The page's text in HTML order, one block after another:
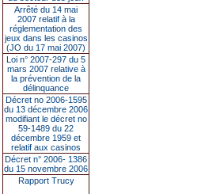
Arrêté du 14 mai
2007 relatif à la
réglementation des
jeux dans les casinos
(JO du 17 mai 2007)
Loi n° 2007-297 du 5
mars 2007 relative à
la prévention de la
délinquance
Décret no 2006-1595
du 13 décembre 2006
modifiant le décret no
59-1489 du 22
décembre 1959 et
relatif aux casinos
Décret n° 2006- 1386
du 15 novembre 2006
Rapport Trucy